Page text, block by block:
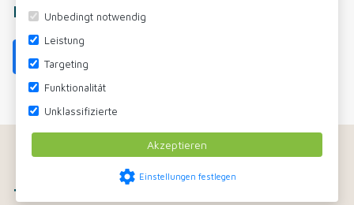
Diese Seite teilen
Tilmar BV
Unbedingt notwendig
Leistung
Targeting
Funktionalität
Unklassifizierte
Akzeptieren
settings Einstellungen festlegen